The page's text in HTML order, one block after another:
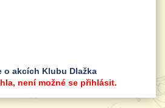
o akcích Klubu Dlažka
není možné se přihlásit.